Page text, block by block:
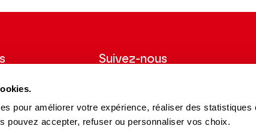
pour améliorer votre expérience, réaliser des statistiques
pouvez accepter, refuser ou personnaliser vos choix.
du Théâtre.
S'INSCRIRE
Suivez-nous
FacebookInstagram
Tik YoutubeLinkedin